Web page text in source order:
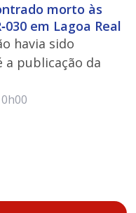
morto às
em Lagoa Real
havia sido
a publicação da